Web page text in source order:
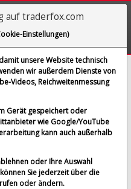
SE NA O.N.,
und 1 weitere Aktie
Vergleich
auf traderfox.com
Einstellungen)
unsere Website technisch
wir außerdem Dienste von
Videos, Reichweitenmessung
Gerät gespeichert oder
wie Google/YouTube
kann auch außerhalb
oder Ihre Auswahl
Sie jederzeit über die
oder ändern.